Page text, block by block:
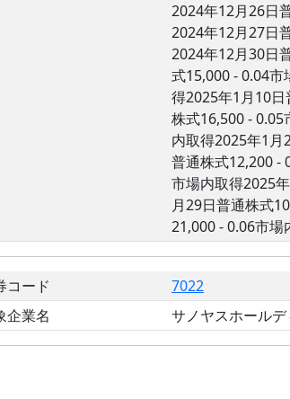
2024年12月26日
2024年12月27日
2024年12月30日
式15,000 - 0.04
得2025年1月10
株式16,500 -
内取得2025年1月
普通株式12,200 -
市場内取得2025
月29日普通株式
21,000 - 0.06市
コード
7022
企業名
サノヤスホール